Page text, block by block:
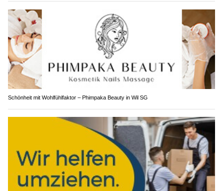
Schönheit mit Wohlfühlfaktor – Phimpaka Beauty in Wil SG